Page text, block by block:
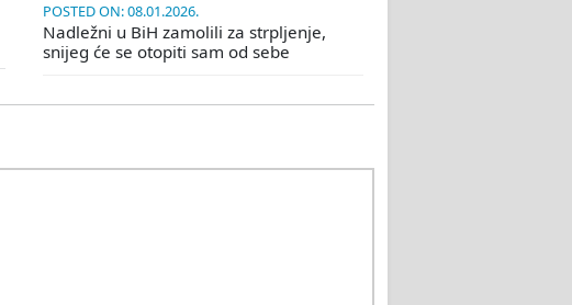
POSTED ON: 08.01.2026.
Nadležni u BiH zamolili za strpljenje,
snijeg će se otopiti sam od sebe